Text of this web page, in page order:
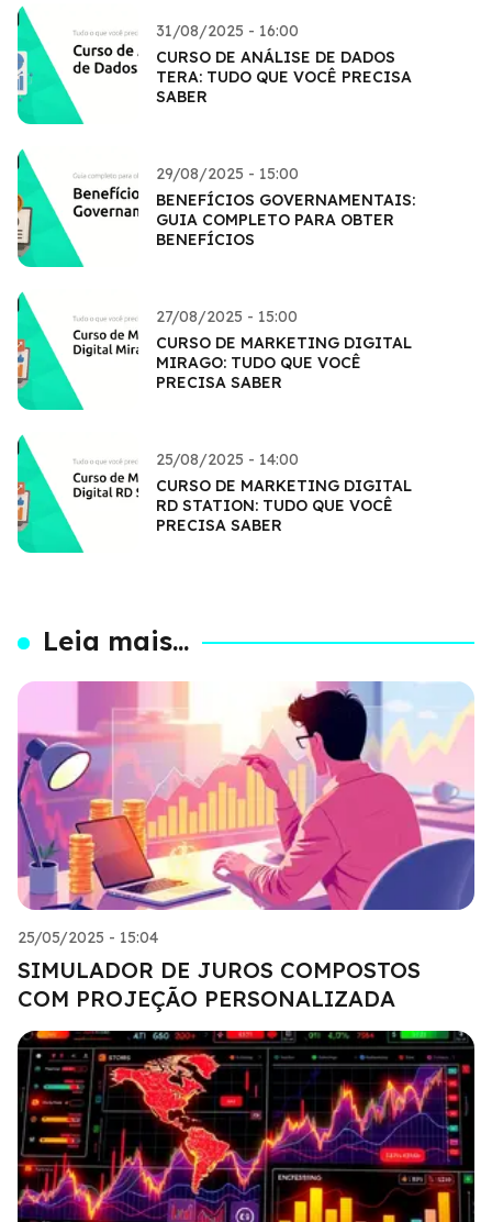
31/08/2025 - 16:00
CURSO DE ANÁLISE DE DADOS
TERA: TUDO QUE VOCÊ PRECISA
SABER
29/08/2025 - 15:00
BENEFÍCIOS GOVERNAMENTAIS:
GUIA COMPLETO PARA OBTER
BENEFÍCIOS
27/08/2025 - 15:00
CURSO DE MARKETING DIGITAL
MIRAGO: TUDO QUE VOCÊ
PRECISA SABER
25/08/2025 - 14:00
CURSO DE MARKETING DIGITAL
RD STATION: TUDO QUE VOCÊ
PRECISA SABER
Leia mais...
25/05/2025 - 15:04
SIMULADOR DE JUROS COMPOSTOS
COM PROJEÇÃO PERSONALIZADA